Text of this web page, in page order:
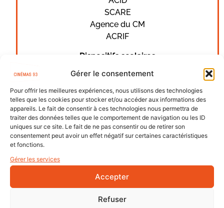
Gérer le consentement
Pour offrir les meilleures expériences, nous utilisons des technologies
telles que les cookies pour stocker et/ou accéder aux informations des
appareils. Le fait de consentir à ces technologies nous permettra de
traiter des données telles que le comportement de navigation ou les ID
uniques sur ce site. Le fait de ne pas consentir ou de retirer son
consentement peut avoir un effet négatif sur certaines caractéristiques
et fonctions.
Gérer les services
Accepter
Refuser
SCARE
Agence du CM
ACRIF
Dispositifs scolaires
Ma Première Séance
Ecole et cinéma
Collège au cinéma
Lycéens et apprentis au cinéma
ACCÈS
12 place Jean Jaurès
93100 Montreuil